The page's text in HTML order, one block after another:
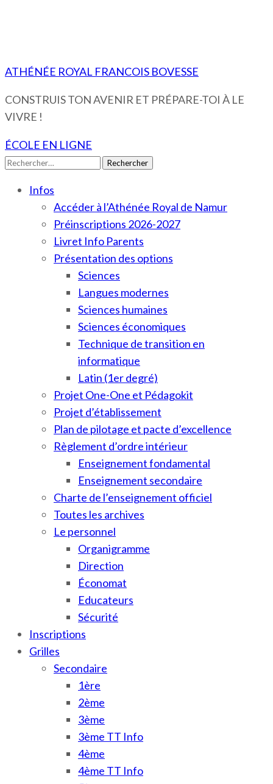
ATHÉNÉE ROYAL FRANCOIS BOVESSE
CONSTRUIS TON AVENIR ET PRÉPARE-TOI À LE
VIVRE !
ÉCOLE EN LIGNE
Rechercher :
Infos
Accéder à l’Athénée Royal de Namur
Préinscriptions 2026-2027
Livret Info Parents
Présentation des options
Sciences
Langues modernes
Sciences humaines
Sciences économiques
Technique de transition en
informatique
Latin (1er degré)
Projet One-One et Pédagokit
Projet d’établissement
Plan de pilotage et pacte d’excellence
Règlement d’ordre intérieur
Enseignement fondamental
Enseignement secondaire
Charte de l’enseignement officiel
Toutes les archives
Le personnel
Organigramme
Direction
Économat
Educateurs
Sécurité
Inscriptions
Grilles
Secondaire
1ère
2ème
3ème
3ème TT Info
4ème
4ème TT Info